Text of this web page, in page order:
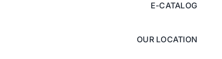
E-CATALOG
OUR LOCATION